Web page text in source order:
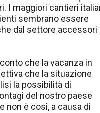
I maggiori cantieri
sembrano essere
dal settore accessori i
che la vacanza in
che la situazione
la possibilità di
del nostro paese
è così, a causa di